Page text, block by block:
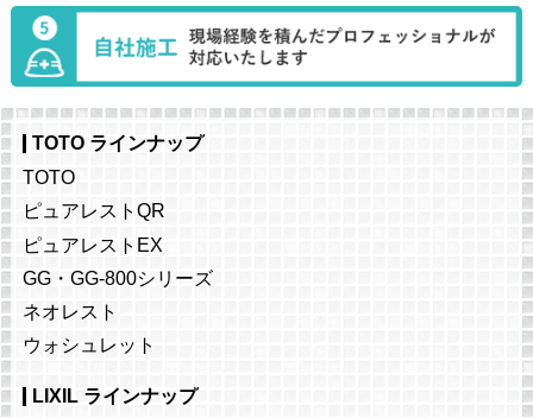
TOTO ラインナップ
TOTO
ピュアレストQR
ピュアレストEX
GG・GG-800シリーズ
ネオレスト
ウォシュレット
LIXIL ラインナップ